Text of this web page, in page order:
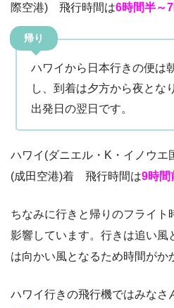
際空港) 飛行時間は6時間半～
帰り
ハワイから日本行きの便は
し、到着は夕方から夜とな
出発日の翌日です。
ハワイ(ダニエル・K・イノウ
(成田空港)着 飛行時間は9時間
ちなみに行きと帰りのフライト
影響しています。行きは追い風
は向かい風となるため時間がか
ハワイ行きの飛行機ではみなさ